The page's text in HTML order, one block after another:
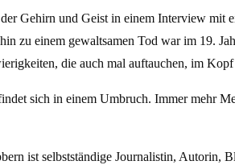
Gehirn und Geist in einem Interview mit
zu einem gewaltsamen Tod war im 19.
die auch mal auftauchen, im
sich in einem Umbruch. Immer mehr
ist selbstständige Journalistin, Autorin,